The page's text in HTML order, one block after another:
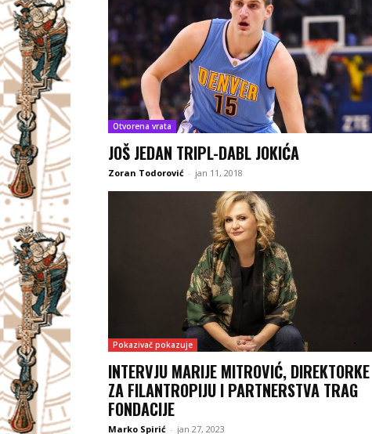
Otvorena vrata
JOŠ JEDAN TRIPL-DABL JOKIĆA
Zoran Todorović - jan 11, 2018
Pokazivač pokazuje
INTERVJU MARIJE MITROVIĆ, DIREKTORKE
ZA FILANTROPIJU I PARTNERSTVA TRAG
FONDACIJE
Marko Spirić - jan 27, 2023